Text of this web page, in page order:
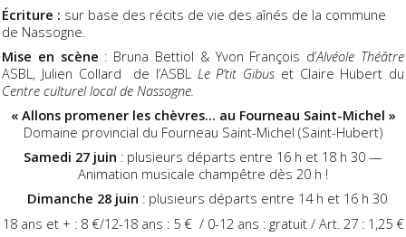
Écriture : sur base des récits de vie des aînés de la commune
de Nassogne.
Mise en scène : Bruna Bettiol & Yvon François d’Alvéole Théâtre
ASBL, Julien Collard de l’ASBL Le P’tit Gibus et Claire Hubert du
Centre culturel local de Nassogne.
« Allons promener les chèvres... au Fourneau Saint-Michel »
Domaine provincial du Fourneau Saint-Michel (Saint-Hubert)
Samedi 27 juin : plusieurs départs entre 16 h et 18 h 30 —
Animation musicale champêtre dès 20 h !
Dimanche 28 juin : plusieurs départs entre 14 h et 16 h 30
18 ans et + : 8 €/12-18 ans : 5 € / 0-12 ans : gratuit / Art. 27 : 1,25 €